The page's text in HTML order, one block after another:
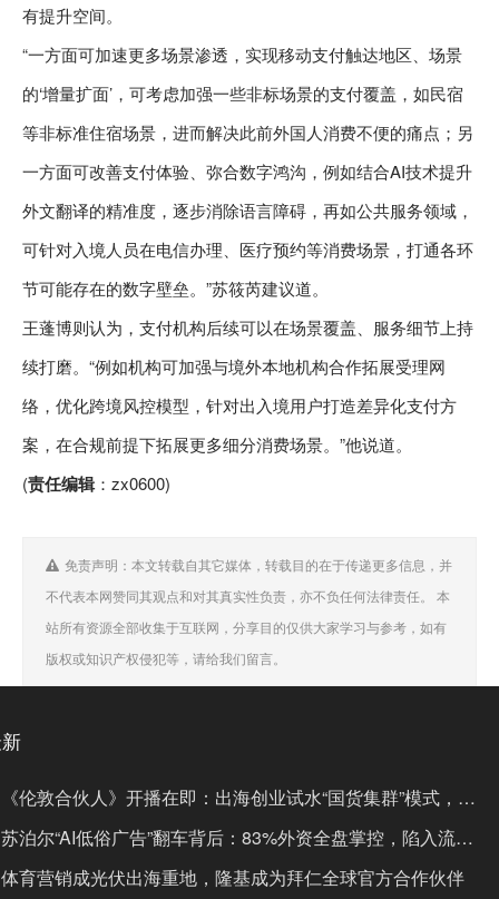
有提升空间。
“一方面可加速更多场景渗透，实现移动支付触达地区、场景
的‘增量扩面’，可考虑加强一些非标场景的支付覆盖，如民宿
等非标准住宿场景，进而解决此前外国人消费不便的痛点；另
一方面可改善支付体验、弥合数字鸿沟，例如结合AI技术提升
外文翻译的精准度，逐步消除语言障碍，再如公共服务领域，
可针对入境人员在电信办理、医疗预约等消费场景，打通各环
节可能存在的数字壁垒。”苏筱芮建议道。
王蓬博则认为，支付机构后续可以在场景覆盖、服务细节上持
续打磨。“例如机构可加强与境外本地机构合作拓展受理网
络，优化跨境风控模型，针对出入境用户打造差异化支付方
案，在合规前提下拓展更多细分消费场景。”他说道。
(责任编辑：zx0600)
免责声明：本文转载自其它媒体，转载目的在于传递更多信息，并
不代表本网赞同其观点和对其真实性负责，亦不负任何法律责任。 本
站所有资源全部收集于互联网，分享目的仅供大家学习与参考，如有
版权或知识产权侵犯等，请给我们留言。
《伦敦合伙人》开播在即：出海创业试水“国货集群”模式，带
境消费反向种草
苏泊尔“AI低俗广告”翻车背后：83%外资全盘掌控，陷入流量
、质量频发的负循环
体育营销成光伏出海重地，隆基成为拜仁全球官方合作伙伴